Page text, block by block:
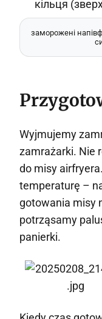
заморожені
Wyjmujemy
zamrażarki. Nie
do misy
temperaturę –
gotowania misy
potrząsamy
panierki.